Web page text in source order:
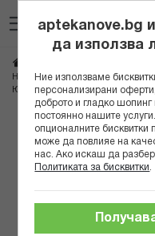
към
съдържанието
Нормална, суха и атопична кожа
ЮСЕРИН АТОПИКОНТРОЛ КРЕМ
Преминете
края
галерията
изображенията
aptekanove.bg
да използва
Ние използваме
персонализирани
доброто и гладко
постоянно нашите
опционалните
може да повлияе на
нас. Ако искаш да
Политиката за бисквитки